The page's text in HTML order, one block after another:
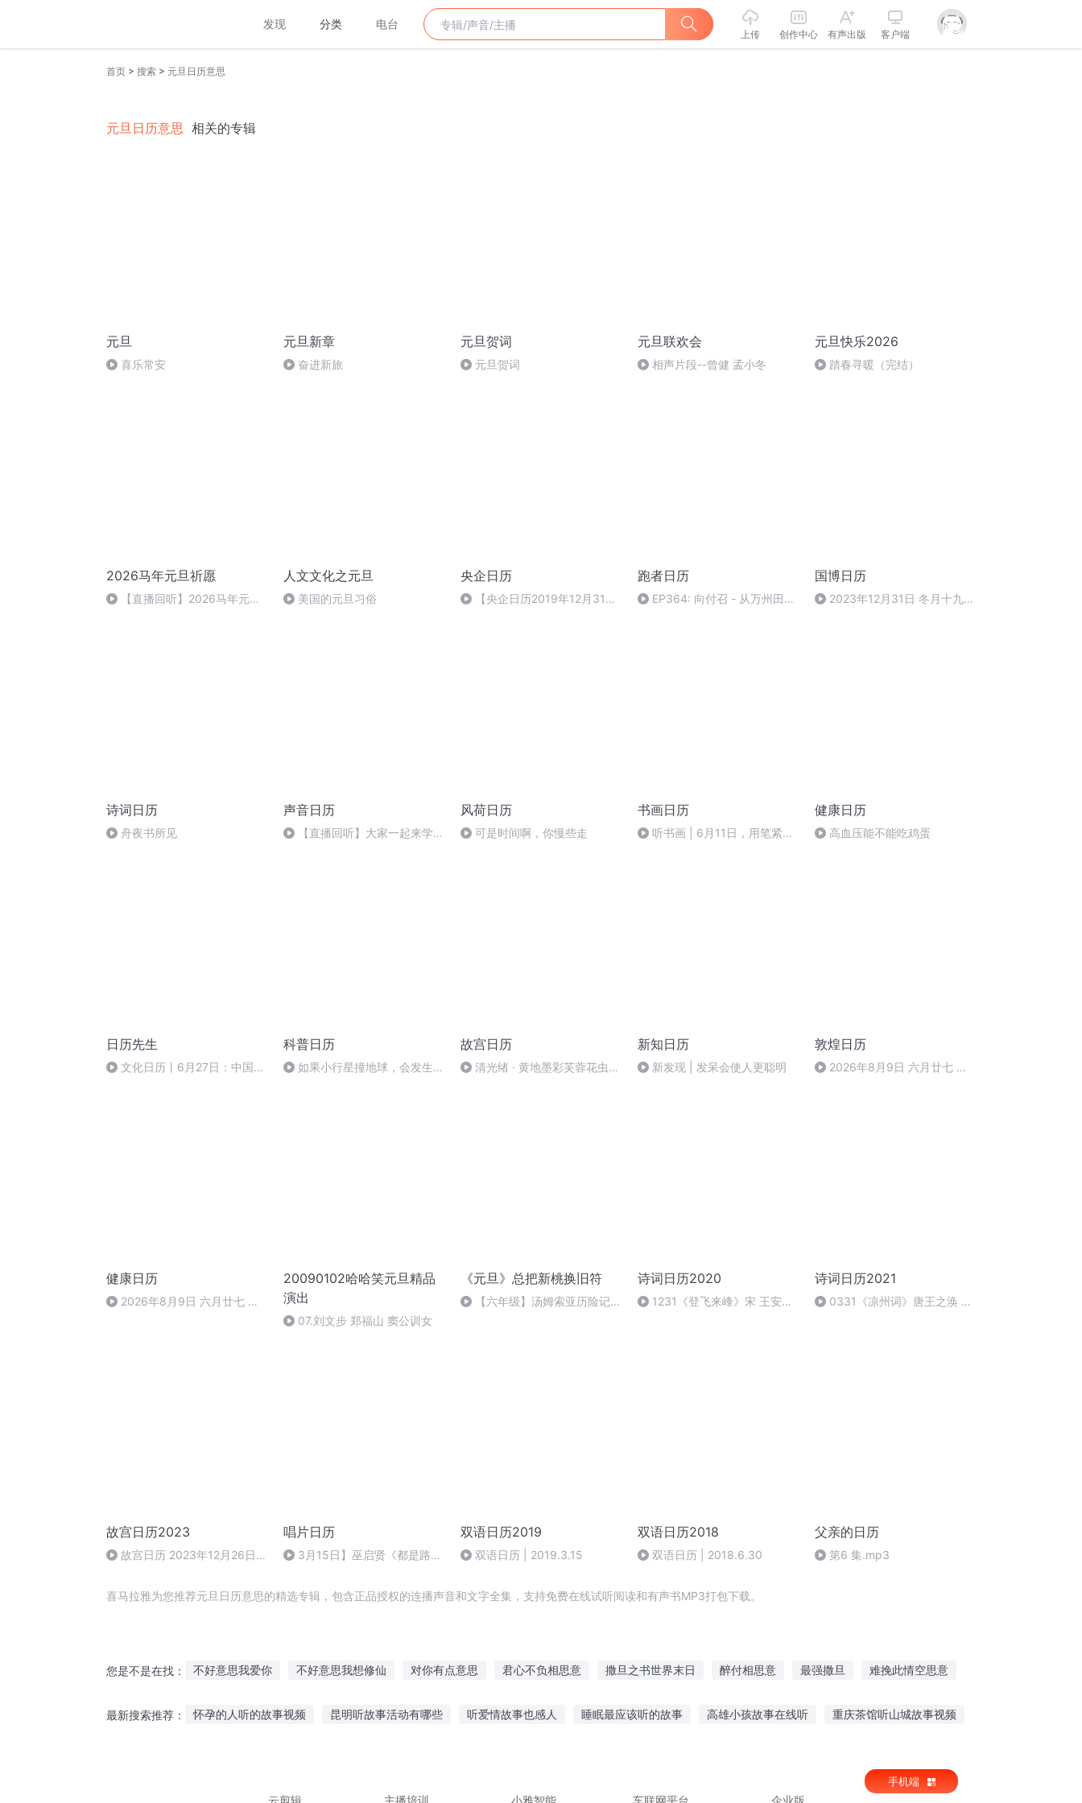
发现 分类 电台
上传 创作中心 有声出版 客户端
首页 > 搜索 > 元旦日历意思
元旦日历意思 相关的专辑
元旦
喜乐常安
元旦新章
奋进新旅
元旦贺词
元旦贺词
元旦联欢会
相声片段--曾健 孟小冬
元旦快乐2026
踏春寻暖（完结）
2026马年元旦祈愿
【直播回听】2026马年元旦
人文文化之元旦
美国的元旦习俗
央企日历
【央企日历2019年12月31
跑者日历
EP364: 向付召 - 从万州田坎
国博日历
2023年12月31日 冬月十九
诗词日历
舟夜书所见
声音日历
【直播回听】大家一起来学习
风荷日历
可是时间啊，你慢些走
书画日历
听书画 | 6月11日，用笔紧
健康日历
高血压能不能吃鸡蛋
日历先生
文化日历丨6月27日：中国高
科普日历
如果小行星撞地球，会发生什
故宫日历
清光绪 · 黄地墨彩芙蓉花虫图
新知日历
新发现 | 发呆会使人更聪明
敦煌日历
2026年8月9日 六月廿七 星
健康日历
2026年8月9日 六月廿七 星
20090102哈哈笑元旦精品
演出
07.刘文步 郑福山 窦公训女
《元旦》总把新桃换旧符
【六年级】汤姆索亚历险记
诗词日历2020
1231《登飞来峰》宋 王安石
诗词日历2021
0331《凉州词》唐王之涣 刘
故宫日历2023
故宫日历 2023年12月26日，
唱片日历
3月15日】巫启贤《都是路弯
双语日历2019
双语日历 | 2019.3.15
双语日历2018
双语日历 | 2018.6.30
父亲的日历
第6 集.mp3
喜马拉雅为您推荐元旦日历意思的精选专辑，包含正品授权的连播声音和文字全集，支持免费在线试听阅读和有声书MP3打包下载。
您是不是在找： 不好意思我爱你 不好意思我想修仙 对你有点意思 君心不负相思意 撒旦之书世界末日 醉付相思意 最强撒旦 难挽此情空思意
最新搜索推荐： 怀孕的人听的故事视频 昆明听故事活动有哪些 听爱情故事也感人 睡眠最应该听的故事 高雄小孩故事在线听 重庆茶馆听山城故事视频
云剪辑
主播培训 小雅智能 车联网平台 企业版
手机端